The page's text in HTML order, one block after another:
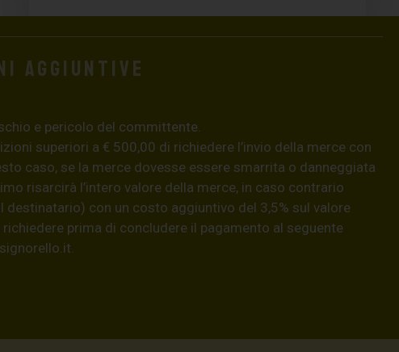
aggiuntive
e pericolo del committente.
superiori a € 500,00 di richiedere l’invio della merce con
caso, se la merce dovesse essere smarrita o danneggiata
risarcirà l’intero valore della merce, in caso contrario
destinatario) con un costo aggiuntivo del 3,5% sul valore
prima di concludere il pagamento al seguente